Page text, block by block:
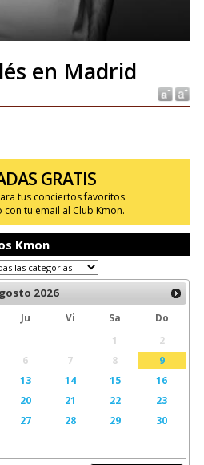
en Madrid
GRATIS
tus conciertos favoritos.
tu email al Club Kmon.
Kmon
2026
Ju Vi Sa
Do
1
2
6 7 8
9
13 14 15
16
20 21 22
23
27 28 29
30